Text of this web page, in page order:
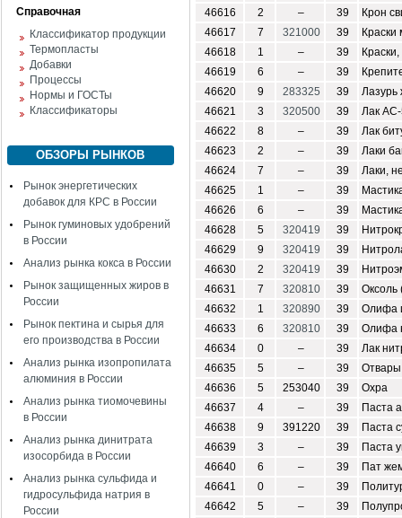
Справочная
Классификатор продукции
Термопласты
Добавки
Процессы
Нормы и ГОСТы
Классификаторы
ОБЗОРЫ РЫНКОВ
Рынок энергетических
добавок для КРС в России
Рынок гуминовых удобрений
в России
Анализ рынка кокса в России
Рынок защищенных жиров в
России
Рынок пектина и сырья для
его производства в России
Анализ рынка изопропилата
алюминия в России
Анализ рынка тиомочевины
в России
Анализ рынка динитрата
изосорбида в России
Анализ рынка сульфида и
гидросульфида натрия в
России
46616
2 – 39
Крон
46617
7 321000 39
46618
1 – 39
46619
6 – 39
46620
9 283325 39
Лазурь
46621
3 320500 39
Лак
46622
8 – 39
Лак
46623
2 – 39
Лаки
46624
7 – 39
Лаки,
46625
1 – 39
46626
6 – 39
46628
5 320419 39
46629
9 320419 39
46630
2 320419 39
46631
7 320810 39
Оксоль
46632
1 320890 39
Олифа
46633
6 320810 39
Олифа
46634
0 – 39
Лак
46635
5 – 39
Отвары
46636
5 253040 39
Охра
46637
4 – 39
Паста
46638
9 391220 39
Паста
46639
3 – 39
Паста
46640
6 – 39
Пат
46641
0 – 39
46642
5 – 39